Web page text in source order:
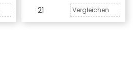
21 Vergleichen